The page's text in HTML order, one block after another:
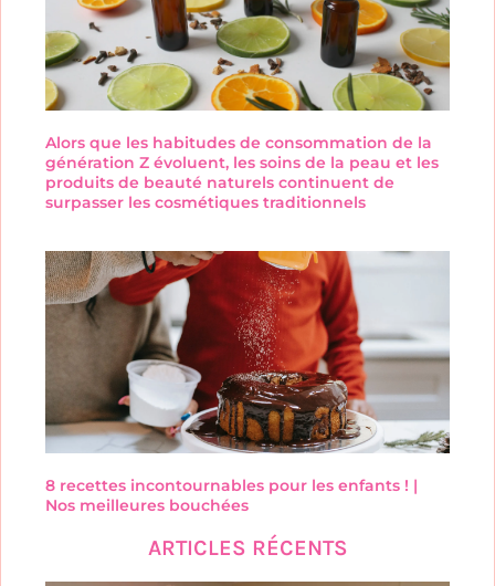
Alors que les habitudes de consommation de la
génération Z évoluent, les soins de la peau et les
produits de beauté naturels continuent de
surpasser les cosmétiques traditionnels
8 recettes incontournables pour les enfants ! |
Nos meilleures bouchées
ARTICLES RÉCENTS